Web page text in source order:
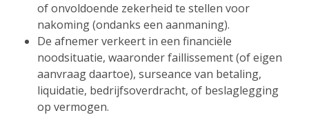
of onvoldoende zekerheid te stellen voor
nakoming (ondanks een aanmaning).
De afnemer verkeert in een financiële
noodsituatie, waaronder faillissement (of eigen
aanvraag daartoe), surseance van betaling,
liquidatie, bedrijfsoverdracht, of beslaglegging
op vermogen.